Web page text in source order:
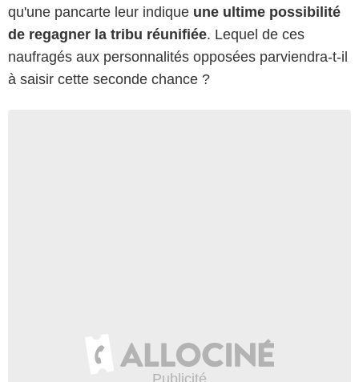
qu'une pancarte leur indique une ultime possibilité
de regagner la tribu réunifiée. Lequel de ces
naufragés aux personnalités opposées parviendra-t-il
à saisir cette seconde chance ?